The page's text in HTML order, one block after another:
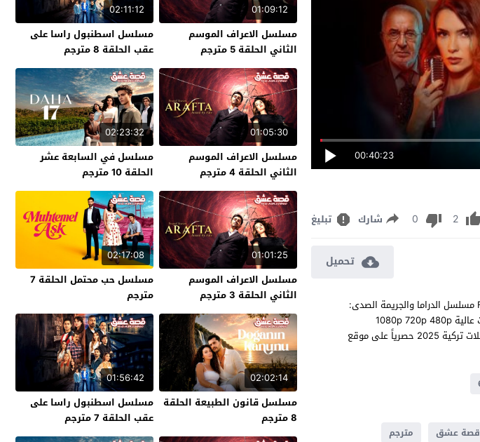
00:40:23
2
0 شارك تبليغ
تحميل
مشاهدة مسلسل الصدى: اليد الخفية الموسم الثاني الحلقة 6 مترجم للعربية اون لاين جودة عالية FULL HD مسلسل الدراما والجريمة الصدى:
اليد الخفية Yankı: Görünmez El الموسم 2 الحلقة 6 السادسة كاملة تحميل مباشر سيرفرات متعددة بجودات عالية 1080p 720p 480p
قصة عشق
مترجم
01:09:12
مسلسل الاعراف الموسم
الثاني الحلقة 5 مترجم
02:11:12
مسلسل اسطنبول راسا على
عقب الحلقة 8 مترجم
01:05:30
مسلسل الاعراف الموسم
الثاني الحلقة 4 مترجم
02:23:32
مسلسل في السابعة عشر
الحلقة 10 مترجم
01:01:25
مسلسل الاعراف الموسم
الثاني الحلقة 3 مترجم
02:17:08
مسلسل حب محتمل الحلقة 7
مترجم
02:02:14
مسلسل قانون الطبيعة الحلقة
8 مترجم
01:56:42
مسلسل اسطنبول راسا على
عقب الحلقة 7 مترجم